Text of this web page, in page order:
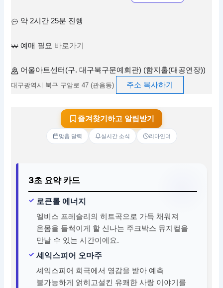
약 2시간 25분 진행
예매 필요 바로가기
어울아트센터(구. 대구북구문예회관) (함지홀(대공연장))
대구광역시 북구 구암로 47 (관음동) 주소 복사하기
즐겨찾기하고 알림받기
맞춤 달력 실시간 소식 리마인더
3초 요약 카드
로큰롤 에너지
엘비스 프레슬리의 히트곡으로 가득 채워져
온몸을 들썩이게 할 신나는 주크박스 뮤지컬을
만날 수 있는 시간이에요.
셰익스피어 오마주
셰익스피어 희극에서 영감을 받아 예측
불가능하게 얽히고설킨 유쾌한 사랑 이야기를